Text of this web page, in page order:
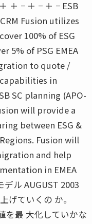
＋ − ＋ − ＋ − ESB
Fusion utilizes
100% of ESG
5% of PSG EMEA
to quote /
in
SC planning (APO-
will provide a
between ESG &
Fusion will
and help
in EMEA
ル AUGUST 2003
げていくの か。
を最 大化していかな